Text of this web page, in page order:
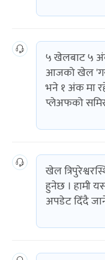
५ खेलबाट ५
आजको खेल 'गर
भने १ अंक मा
प्लेअफको
खेल
हुनेछ । हामी
अपडेट दिँदै